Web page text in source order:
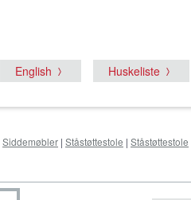
English Huskeliste
Siddemøbler | Ståstøttestole | Ståstøttestole